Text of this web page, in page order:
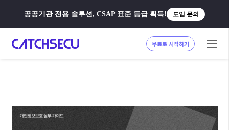
공공기관 전용 솔루션, CSAP 표준 등급 획득! 도입 문의
무료로 시작하기